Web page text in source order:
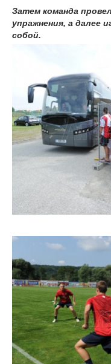
Затем команда
упражнения, а далее
собой.